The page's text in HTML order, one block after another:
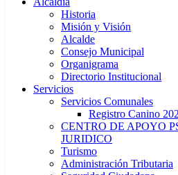
Historia
Misión y Visión
Alcalde
Consejo Municipal
Organigrama
Directorio Institucional
Servicios
Servicios Comunales
Registro Canino
CENTRO DE APOYO
JURIDICO
Turismo
Administración Tributaria